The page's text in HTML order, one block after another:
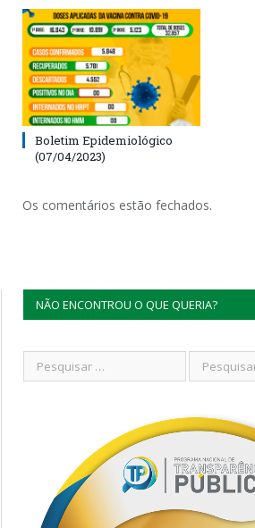
Boletim Epidemiológico
(07/04/2023)
Os comentários estão fechados.
NÃO ENCONTROU O QUE QUERIA?